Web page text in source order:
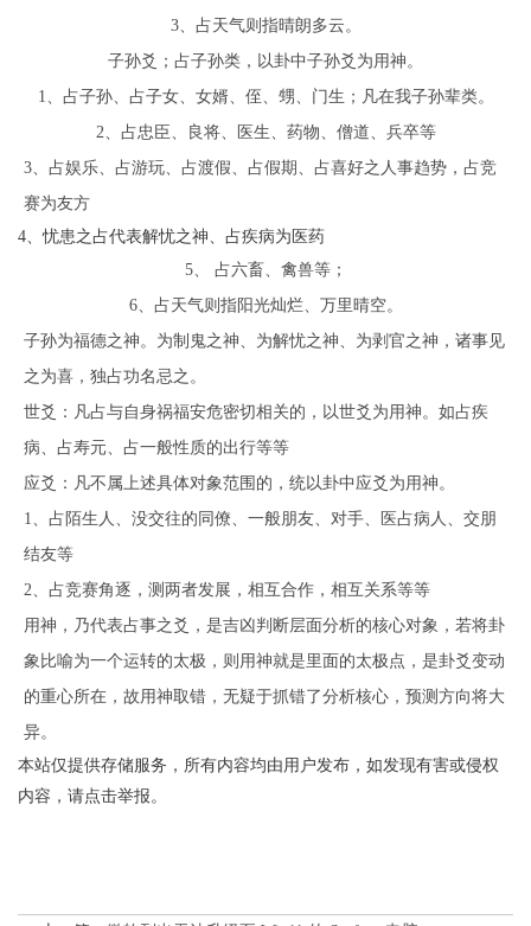
3、占天气则指晴朗多云。
子孙爻；占子孙类，以卦中子孙爻为用神。
1、占子孙、占子女、女婿、侄、甥、门生；凡在我子孙辈类。
2、占忠臣、良将、医生、药物、僧道、兵卒等
3、占娱乐、占游玩、占渡假、占假期、占喜好之人事趋势，占竞
赛为友方
4、忧患之占代表解忧之神、占疾病为医药
5、 占六畜、禽兽等；
6、占天气则指阳光灿烂、万里晴空。
子孙为福德之神。为制鬼之神、为解忧之神、为剥官之神，诸事见
之为喜，独占功名忌之。
世爻：凡占与自身祸福安危密切相关的，以世爻为用神。如占疾
病、占寿元、占一般性质的出行等等
应爻：凡不属上述具体对象范围的，统以卦中应爻为用神。
1、占陌生人、没交往的同僚、一般朋友、对手、医占病人、交朋
结友等
2、占竞赛角逐，测两者发展，相互合作，相互关系等等
用神，乃代表占事之爻，是吉凶判断层面分析的核心对象，若将卦
象比喻为一个运转的太极，则用神就是里面的太极点，是卦爻变动
的重心所在，故用神取错，无疑于抓错了分析核心，预测方向将大
异。
本站仅提供存储服务，所有内容均由用户发布，如发现有害或侵权
内容，请点击举报。